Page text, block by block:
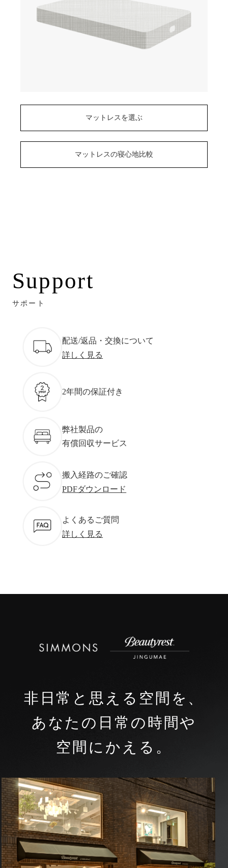
マットレスを選ぶ
マットレスの寝心地比較
Support
サポート
配送/返品・交換について
詳しく見る
2年間の保証付き
弊社製品の
有償回収サービス
搬入経路のご確認
PDFダウンロード
よくあるご質問
詳しく見る
非日常と思える空間を、
あなたの日常の時間や
空間にかえる。